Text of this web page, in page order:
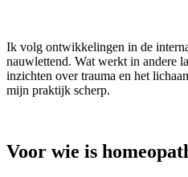
Ik volg ontwikkelingen in de
nauwlettend. Wat werkt in andere
inzichten over trauma en het
mijn praktijk scherp.
Voor wie is